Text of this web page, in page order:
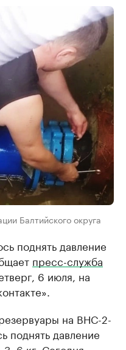
Балтийского округа
поднять давление
пресс-служба
6 июля, на
на ВНС-2-
поднять давление